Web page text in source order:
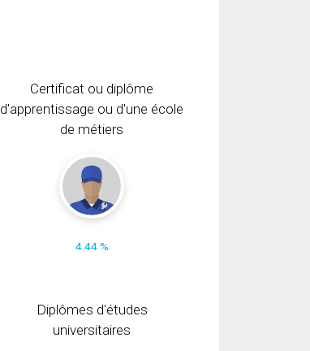
Certificat ou diplôme
d'apprentissage ou d'une école
de métiers
4.44 %
Diplômes d'études
universitaires